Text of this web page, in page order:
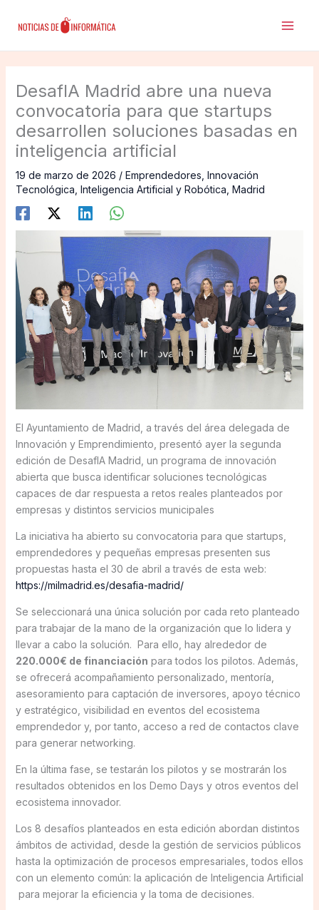
DesafIA Madrid abre una nueva
convocatoria para que startups
desarrollen soluciones basadas en
inteligencia artificial
19 de marzo de 2026 / Emprendedores Innovación
Tecnológica Inteligencia Artificial y Robótica Madrid
El Ayuntamiento de Madrid, a través del área delegada de
Innovación y Emprendimiento, presentó ayer la segunda
edición de DesafIA Madrid, un programa de innovación
abierta que busca identificar soluciones tecnológicas
capaces de dar respuesta a retos reales planteados por
empresas y distintos servicios municipales
La iniciativa ha abierto su convocatoria para que startups,
emprendedores y pequeñas empresas presenten sus
propuestas hasta el 30 de abril a través de esta web:
https://milmadrid.es/desafia-madrid/
Se seleccionará una única solución por cada reto planteado
para trabajar de la mano de la organización que lo lidera y
llevar a cabo la solución. Para ello, hay alrededor de
220.000€ de financiación para todos los pilotos. Además,
se ofrecerá acompañamiento personalizado, mentoría,
asesoramiento para captación de inversores, apoyo técnico
y estratégico, visibilidad en eventos del ecosistema
emprendedor y, por tanto, acceso a red de contactos clave
para generar networking.
En la última fase, se testarán los pilotos y se mostrarán los
resultados obtenidos en los Demo Days y otros eventos del
ecosistema innovador.
Los 8 desafíos planteados en esta edición abordan distintos
ámbitos de actividad, desde la gestión de servicios públicos
hasta la optimización de procesos empresariales, todos ellos
con un elemento común: la aplicación de Inteligencia Artificial
para mejorar la eficiencia y la toma de decisiones.